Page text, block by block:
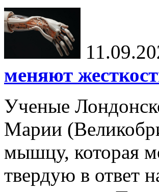
меняют
Ученые
Марии
мышцу, которая
твердую в ответ